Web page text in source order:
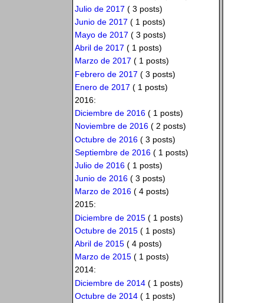
Julio de 2017 ( 3 posts)
Junio de 2017 ( 1 posts)
Mayo de 2017 ( 3 posts)
Abril de 2017 ( 1 posts)
Marzo de 2017 ( 1 posts)
Febrero de 2017 ( 3 posts)
Enero de 2017 ( 1 posts)
2016:
Diciembre de 2016( 1 posts)
Noviembre de 2016( 2 posts)
Octubre de 2016( 3 posts)
Septiembre de 2016( 1 posts)
Julio de 2016( 1 posts)
Junio de 2016( 3 posts)
Marzo de 2016( 4 posts)
2015:
Diciembre de 2015( 1 posts)
Octubre de 2015( 1 posts)
Abril de 2015( 4 posts)
Marzo de 2015( 1 posts)
2014:
Diciembre de 2014( 1 posts)
Octubre de 2014( 1 posts)